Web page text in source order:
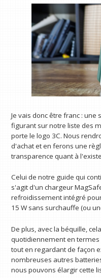
Je vais donc être franc :
figurant sur notre liste des
porte le logo 3C. Nous
d'achat et en ferons une
transparence quant à
Celui de notre guide qui
s'agit d'un chargeur
refroidissement intégré
15 W sans surchauffe (ou
De plus, avec la béquille,
quotidiennement en
tout en regardant de façon
nombreuses autres
nous pouvons élargir cette